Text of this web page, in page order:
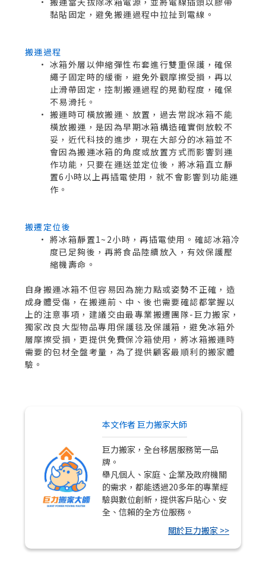
黏貼固定，避免搬運過程中拉扯到電線。
搬運過程
冰箱外層以伸縮彈性布套進行雙重保護，確保
繩子固定時的緩衝，避免外觀摩擦受損，再以
止滑帶固定，控制搬運過程的晃動程度，確保
不易滑托。
搬運時可橫放搬運、放置，過去常說冰箱不能
橫放搬運，是因為早期冰箱構造確實倒放較不
妥，近代科技的進步，現在大部分的冰箱並不
會因為搬運冰箱的角度或放置方式而影響到運
作功能，只要在運送並定位後，將冰箱直立靜
置6小時以上再插電使用，就不會影響到功能運
作。
搬遷定位後
將冰箱靜置1~2小時，再插電使用。確認冰箱冷
度已足夠後，再將食品陸續放入，有效保護壓
縮機壽命。
自身搬運冰箱不但容易因為施力點或姿勢不正確，造
成身體受傷，在搬運前、中、後也需要確認都掌握以
上的注意事項，建議交由最專業搬遷團隊-巨力搬家 ，
獨家改良大型物品專用保護毯及保護箱，避免冰箱外
層摩擦受損，更提供免費保冷箱使用，將冰箱搬運時
需要的包材全盤考量，為了提供顧客最順利的搬家體
驗。
本文作者 巨力搬家大師
巨力搬家，全台移居服務第一品
牌。
舉凡個人、家庭、企業及政府機關
的需求，都能透過20多年的專業經
驗與數位創新，提供客戶貼心、安
全、信賴的全方位服務。
關於巨力搬家 >>